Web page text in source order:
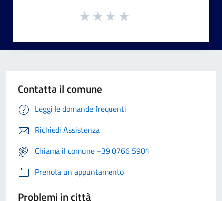
Contatta il comune
Leggi le domande frequenti
Richiedi Assistenza
Chiama il comune +39 0766 5901
Prenota un appuntamento
Problemi in città